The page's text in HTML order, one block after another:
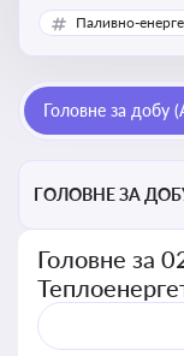
енергетичної
комунальних
Паливно-
Головне за добу
ГОЛОВНЕ ЗА
Головне за